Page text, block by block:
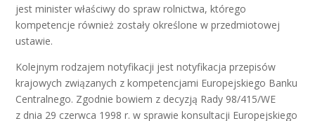
jest minister właściwy do spraw rolnictwa, którego
kompetencje również zostały określone w przedmiotowej
ustawie.
Kolejnym rodzajem notyfikacji jest notyfikacja przepisów
krajowych związanych z kompetencjami Europejskiego Banku
Centralnego. Zgodnie bowiem z decyzją Rady 98/415/WE
z dnia 29 czerwca 1998 r. w sprawie konsultacji Europejskiego